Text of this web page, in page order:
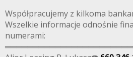
Współpracujemy z kilkoma
Wszelkie informacje odnośnie
numerami: